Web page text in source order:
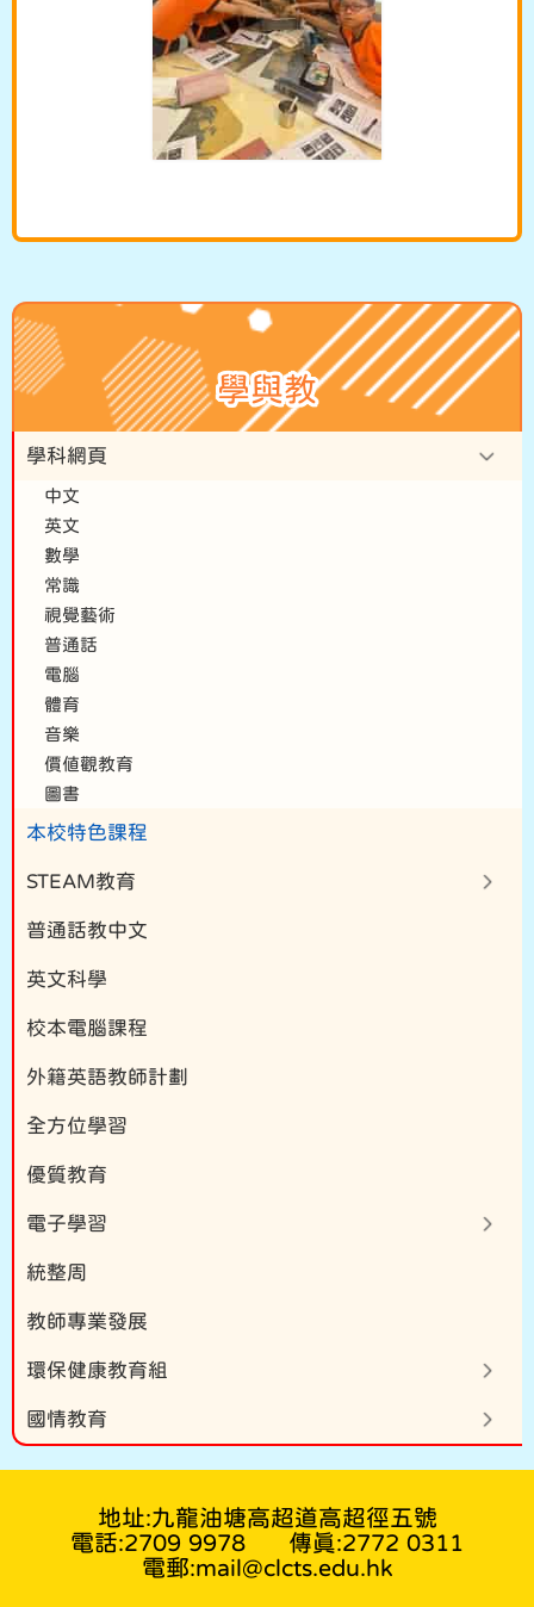
學與教
學科網頁
中文
英文
數學
常識
視覺藝術
普通話
電腦
體育
音樂
價值觀教育
圖書
本校特色課程
STEAM教育
普通話教中文
英文科學
校本電腦課程
外籍英語教師計劃
全方位學習
優質教育
電子學習
統整周
教師專業發展
環保健康教育組
國情教育
地址:九龍油塘高超道高超徑五號
電話:2709 9978
傳真:2772 0311
電郵:mail@clcts.edu.hk